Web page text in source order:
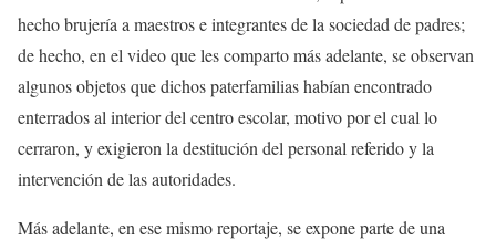
hecho brujería a maestros e integrantes de la sociedad de padres;
de hecho, en el video que les comparto más adelante, se observan
algunos objetos que dichos paterfamilias habían encontrado
enterrados al interior del centro escolar, motivo por el cual lo
cerraron, y exigieron la destitución del personal referido y la
intervención de las autoridades.
Más adelante, en ese mismo reportaje, se expone parte de una